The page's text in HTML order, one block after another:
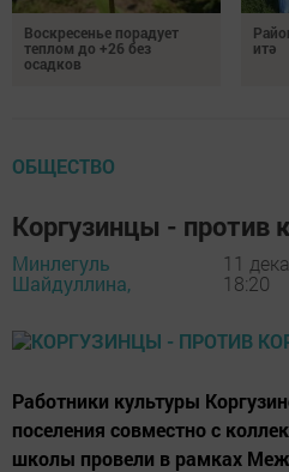
Воскресенье порадует
теплом до +26 без
осадков
итә
ОБЩЕСТВО
Коргузинцы - против
Минлегуль
Шайдуллина,
11
18:20
Работники культуры
поселения совместно с
школы провели в рамках